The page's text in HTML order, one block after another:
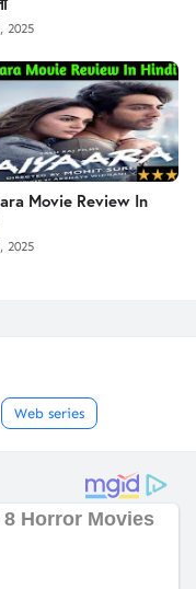
2025
Movie Review In
2025
Web series